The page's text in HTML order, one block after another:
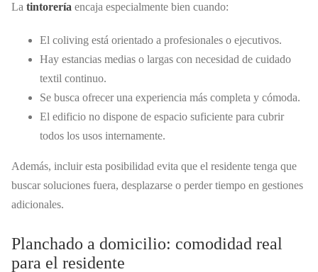
La tintorería encaja especialmente bien cuando:
El coliving está orientado a profesionales o ejecutivos.
Hay estancias medias o largas con necesidad de cuidado
textil continuo.
Se busca ofrecer una experiencia más completa y cómoda.
El edificio no dispone de espacio suficiente para cubrir
todos los usos internamente.
Además, incluir esta posibilidad evita que el residente tenga que
buscar soluciones fuera, desplazarse o perder tiempo en gestiones
adicionales.
Planchado a domicilio: comodidad real
para el residente